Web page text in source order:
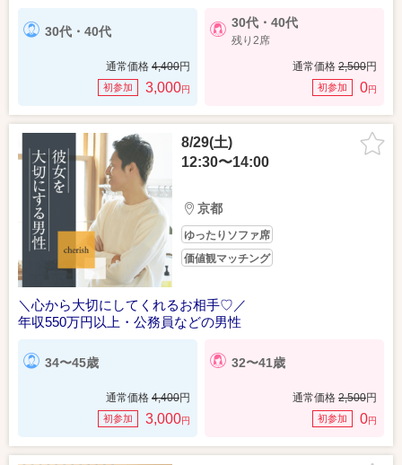
30代・40代
通常価格 4,400円
初参加 3,000円
30代・40代
残り2席
通常価格 2,500円
初参加 0円
8/29(土)
12:30〜14:00
京都
ゆったりソファ席
価値観マッチング
＼心から大切にしてくれるお相手♡／
年収550万円以上・公務員などの男性
34〜45歳
通常価格 4,400円
初参加 3,000円
32〜41歳
通常価格 2,500円
初参加 0円